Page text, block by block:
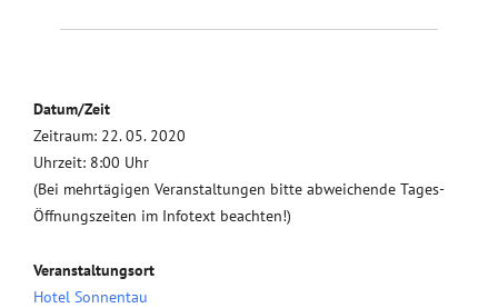
Datum/Zeit
Zeitraum: 22. 05. 2020
Uhrzeit: 8:00 Uhr
(Bei mehrtägigen Veranstaltungen bitte abweichende Tages-
Öffnungszeiten im Infotext beachten!)
Veranstaltungsort
Hotel Sonnentau